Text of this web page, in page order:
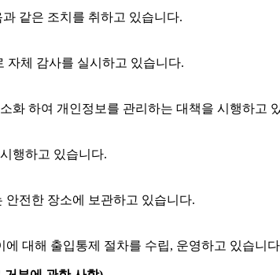
같은 조치를 취하고 있습니다.
자체 감사를 실시하고 있습니다.
화 하여 개인정보를 관리하는 대책을 시행하고
행하고 있습니다.
전한 장소에 보관하고 있습니다.
대해 출입통제 절차를 수립, 운영하고 있습니